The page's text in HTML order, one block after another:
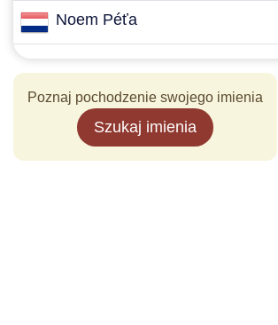
Noem Péťa
Poznaj pochodzenie swojego imienia
Szukaj imienia